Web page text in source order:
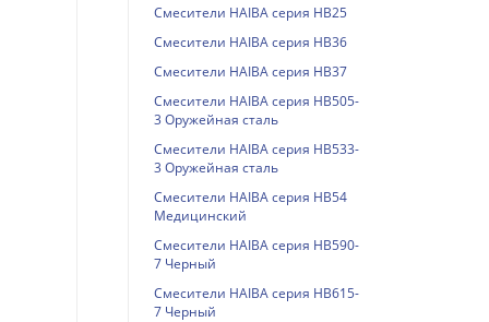
Смесители HAIBA серия HB25
Смесители HAIBA серия HB36
Смесители HAIBA серия HB37
Смесители HAIBA серия HB505-
3 Оружейная сталь
Смесители HAIBA серия HB533-
3 Оружейная сталь
Смесители HAIBA серия HB54
Медицинский
Смесители HAIBA серия HB590-
7 Черный
Смесители HAIBA серия HB615-
7 Черный